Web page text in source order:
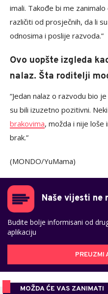
imali. Takođe bi me
različiti od prosječnih, da li
odnosima i poslije razvoda.”
Ovo uopšte izgleda
nalaz. Šta roditelji
“Jedan nalaz o razvodu bio
su bili izuzetno pozitivni.
brakovima, možda i nije loše
brak.”
(MONDO/YuMama)
Naše vijesti ne
Budite bolje informisani od
aplikaciju
PREUZMI
MOŽDA ĆE VAS ZANIMATI